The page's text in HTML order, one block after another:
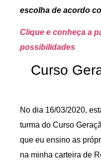
escolha de acordo
Clique e conheça a
possibilidades
Curso
No dia 16/03/2020,
turma do Curso
que eu ensino as
na minha carteira de